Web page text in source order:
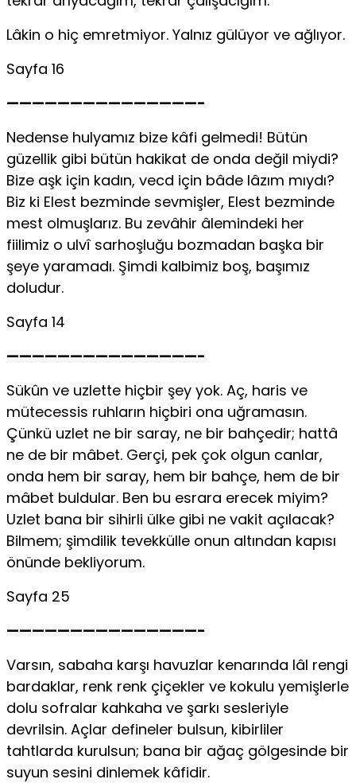
Lâkin o hiç emretmiyor. Yalnız gülüyor ve ağlıyor.
Sayfa 16
———————————————-
Nedense hulyamız bize kâfi gelmedi! Bütün
güzellik gibi bütün hakikat de onda değil miydi?
Bize aşk için kadın, vecd için bâde lâzım mıydı?
Biz ki Elest bezminde sevmişler, Elest bezminde
mest olmuşlarız. Bu zevâhir âlemindeki her
fiilimiz o ulvî sarhoşluğu bozmadan başka bir
şeye yaramadı. Şimdi kalbimiz boş, başımız
doludur.
Sayfa 14
———————————————-
Sükûn ve uzlette hiçbir şey yok. Aç, haris ve
mütecessis ruhların hiçbiri ona uğramasın.
Çünkü uzlet ne bir saray, ne bir bahçedir; hattâ
ne de bir mâbet. Gerçi, pek çok olgun canlar,
onda hem bir saray, hem bir bahçe, hem de bir
mâbet buldular. Ben bu esrara erecek miyim?
Uzlet bana bir sihirli ülke gibi ne vakit açılacak?
Bilmem; şimdilik tevekkülle onun altından kapısı
önünde bekliyorum.
Sayfa 25
———————————————-
Varsın, sabaha karşı havuzlar kenarında lâl rengi
bardaklar, renk renk çiçekler ve kokulu yemişlerle
dolu sofralar kahkaha ve şarkı sesleriyle
devrilsin. Açlar defineler bulsun, kibirliler
tahtlarda kurulsun; bana bir ağaç gölgesinde bir
suyun sesini dinlemek kâfidir.